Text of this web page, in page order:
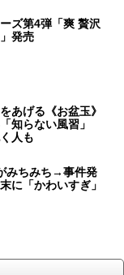
ズ第4弾「爽 贅沢
発売
あげる《お盆玉》
知らない風習」
人も
みちみち→事件発
に「かわいすぎ」